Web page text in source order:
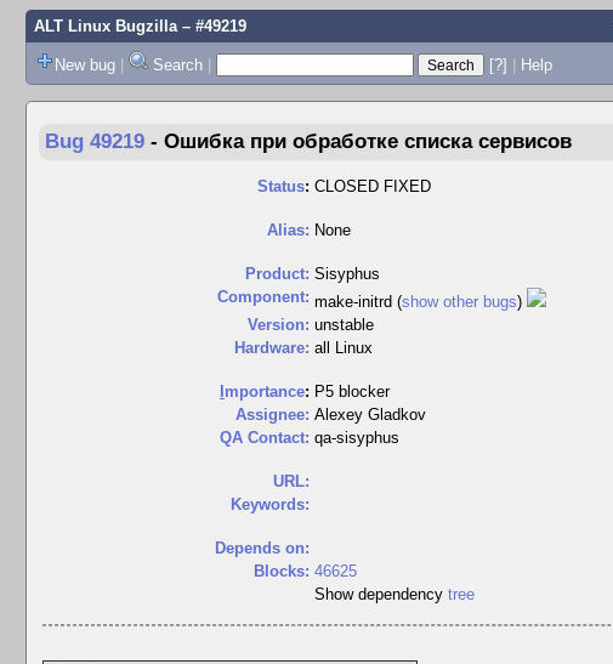
ALT Linux Bugzilla– #49219
New bug | Search | [?] | Help
Bug 49219 - Ошибка при обработке списка сервисов
Status: CLOSED FIXED
Alias: None
Product: Sisyphus
Component: make-initrd (show other bugs)
Version: unstable
Hardware: all Linux
mportance: P5 blocker
Assignee: Alexey Gladkov
QA Contact: qa-sisyphus
URL:
Keywords:
Depends on:
Blocks: 46625
Show dependency tree